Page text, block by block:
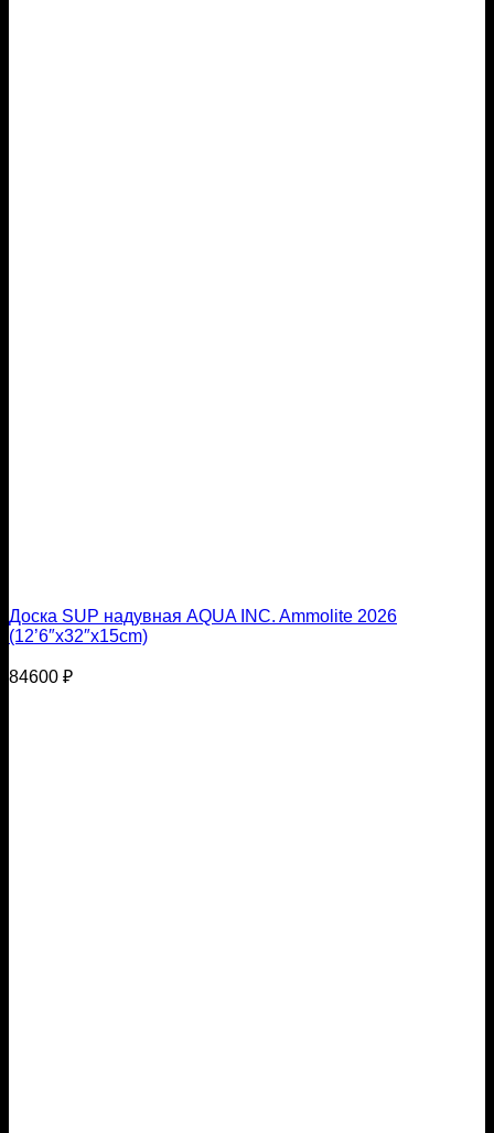
Доска SUP надувная AQUA INC. Ammolite 2026
(12’6″x32″х15cm)
84600 ₽